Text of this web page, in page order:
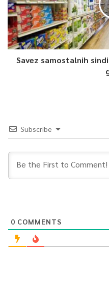
Savez samostalnih
Subscribe
0 COMMENTS